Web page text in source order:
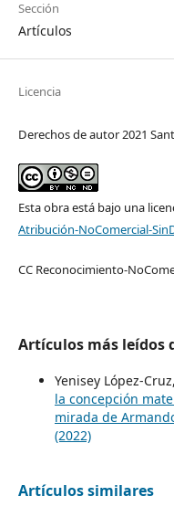
Sección
Artículos
Licencia
Derechos de autor 2021
Esta obra está bajo una
Atribución-NoComercial-
CC Reconocimiento-
Artículos más leídos
Yenisey López-
la concepción
mirada de
(2022)
Artículos similares